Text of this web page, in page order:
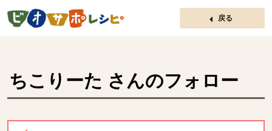
ページの先頭です。
戻る
ちこりーた さんのフォロー